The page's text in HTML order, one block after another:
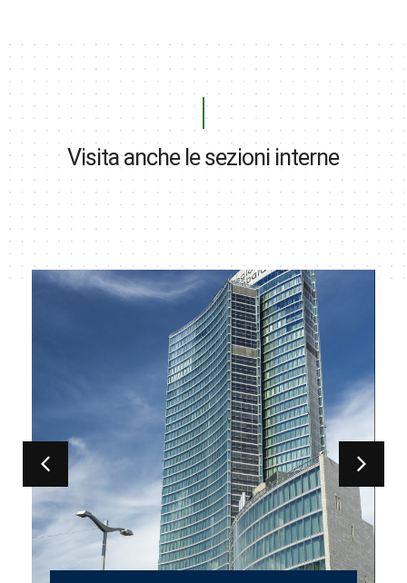
Visita anche le sezioni interne